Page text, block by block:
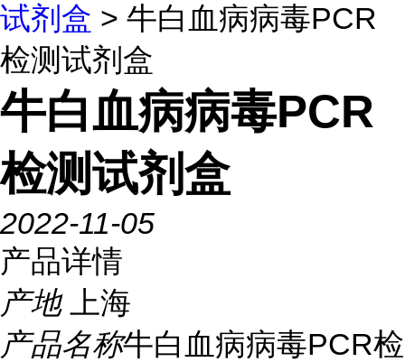
试剂盒 > 牛白血病病毒PCR
检测试剂盒
牛白血病病毒PCR
检测试剂盒
2022-11-05
产品详情
产地
上海
产品名称牛白血病病毒PCR检